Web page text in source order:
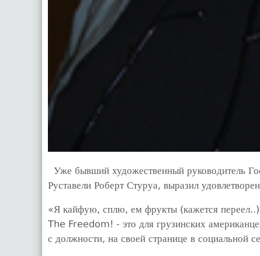
Уже бывший художественный руководитель
Руставели Роберт Стуруа, выразил
«Я кайфую, сплю, ем фрукты (кажется
The Freedom! - это для грузинских
с должности, на своей странице в социальной